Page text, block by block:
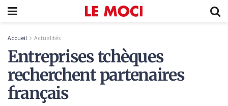
Accueil Actualités
Entreprises tchèques
recherchent partenaires
français